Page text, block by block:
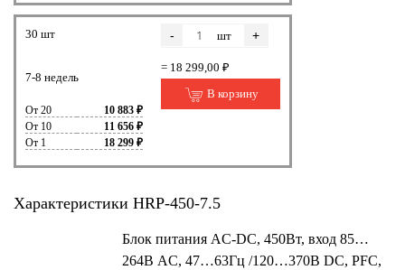
30 шт
7-8 недель
От 20
10 883 ₽
От 10
11 656 ₽
От 1
18 299 ₽
- шт +
= 18 299,00 ₽
В корзину
Характеристики HRP-450-7.5
Блок питания AC-DC, 450Вт, вход 85…
264В AC, 47…63Гц /120…370В DC, PFC,